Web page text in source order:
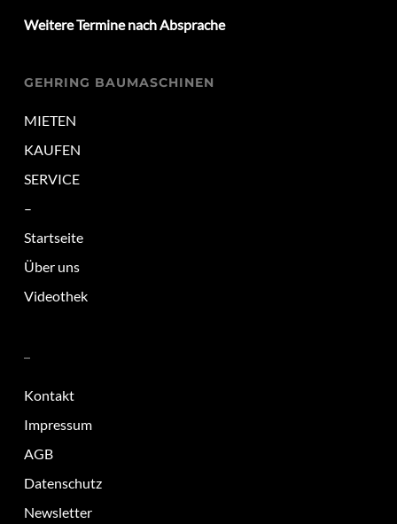
Weitere Termine nach Absprache
GEHRING BAUMASCHINEN
MIETEN
KAUFEN
SERVICE
–
Startseite
Über uns
Videothek
–
Kontakt
Impressum
AGB
Datenschutz
Newsletter